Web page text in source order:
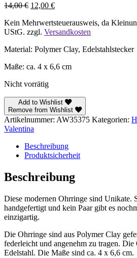
14,00€ Ursprünglicher
war:
14,00 €
12,00 €Aktueller
ist:
12,00 €.
Kein Mehrwertsteuerausweis, da
UStG. zzgl. Versandkosten
Material: Polymer Clay, Edelstahlstecker
Maße: ca. 4 x 6,6 cm
Nicht vorrätig
Add to Wishlist
Remove from Wishlist
Artikelnummer: AW35375 Kategorien:
Valentina
Beschreibung
Produktsicherheit
Beschreibung
Diese modernen Ohrringe sind Unikate.
handgefertigt und kein Paar gibt es
einzigartig.
Die Ohrringe sind aus Polymer Clay
federleicht und angenehm zu tragen. Die
Edelstahl. Die Maße sind ca. 4 x 6,6 cm.